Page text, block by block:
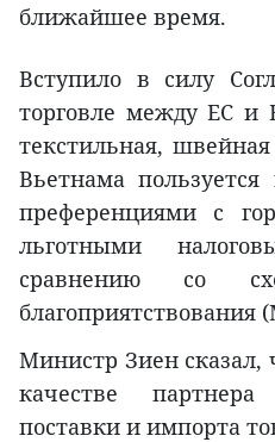
ближайшее время.
Вступило в силу
торговле между ЕС и
текстильная,
Вьетнама
преференциями с
льготными
сравнению со
благоприятствования
Министр Зиен сказал,
качестве
поставки и импорта